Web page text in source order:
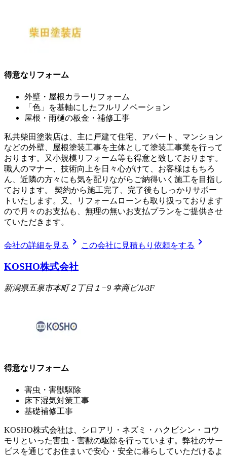
得意なリフォーム
外壁・屋根カラーリフォーム
「色」を基軸にしたフルリノベーション
屋根・雨樋の板金・補修工事
私共柴田塗装店は、主に戸建て住宅、アパート、マンション
などの外壁、屋根塗装工事を主体として塗装工事業を行って
おります。又小規模リフォーム等も得意と致しております。
職人のマナー、技術向上を日々心がけて、お客様はもちろ
ん、近隣の方々にも気を配りながらご納得いく施工を目指し
ております。 契約から施工完了、完了後もしっかりサポー
トいたします。又、リフォームローンも取り扱っております
ので月々のお支払も、無理の無いお支払プランをご提供させ
ていただきます。
会社の詳細を見る chevron_right この会社に見積もり依頼をする chevron_right
KOSHO株式会社
新潟県五泉市本町２丁目１−9 幸商ビル3F
得意なリフォーム
害虫・害獣駆除
床下湿気対策工事
基礎補修工事
KOSHO株式会社は、シロアリ・ネズミ・ハクビシン・コウ
モリといった害虫・害獣の駆除を行っています。弊社のサー
ビスを通じてお住まいで安心・安全に暮らしていただけるよ